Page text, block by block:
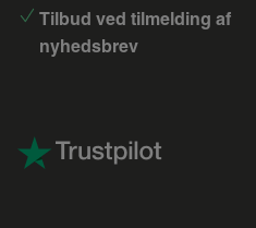
Tilbud ved tilmelding af
nyhedsbrev